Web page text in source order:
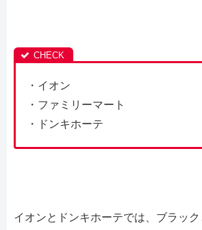
・イオン
・ファミリーマート
・ドンキホーテ
イオンとドンキホーテでは、ブラッ